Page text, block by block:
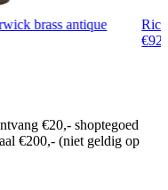
brass antique
€
€20,- shoptegoed
€200,- (niet geldig op